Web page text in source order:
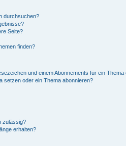
durchsuchen?
Seite?
finden?
und einem Abonnements für ein Thema
setzen oder ein Thema abonnieren?
zulässig?
erhalten?